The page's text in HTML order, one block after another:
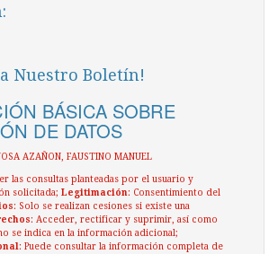
Nuestro Boletín!
BÁSICA SOBRE
DE DATOS
AZAÑON, FAUSTINO MANUEL
las consultas planteadas por el usuario y
solicitada; Legitimación: Consentimiento del
: Solo se realizan cesiones si existe una
: Acceder, rectificar y suprimir, así como
se indica en la información adicional;
: Puede consultar la información completa de